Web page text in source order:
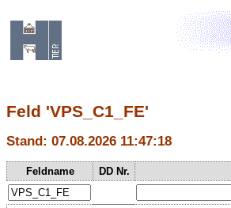
Feld 'VPS_C1_FE'
Stand: 07.08.2026 11:47:18
Feldname DD Nr.